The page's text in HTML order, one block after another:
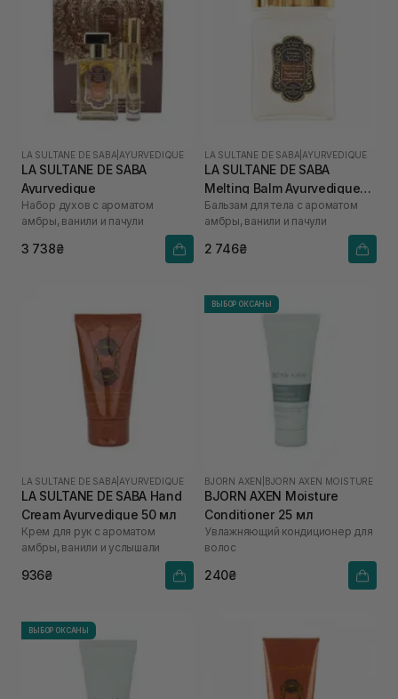
LA SULTANE DE SABA AYURVEDIQUE
LA SULTANE DE SABA
Ayurvedique
Набор духов с ароматом
амбры, ванили и пачули
3 738₴
LA SULTANE DE SABA AYURVEDIQUE
LA SULTANE DE SABA
Melting Balm Ayurvedique
300 мл
Бальзам для тела с ароматом
амбры, ванили и пачули
2 746₴
LA SULTANE DE SABA AYURVEDIQUE
LA SULTANE DE SABA Hand
Cream Ayurvedique 50 мл
Крем для рук с ароматом
амбры, ванили и услышали
936₴
ВЫБОР ОКСАНЫ
BJORN AXEN BJORN AXEN MOISTURE
BJORN AXEN Moisture
Conditioner 25 мл
Увлажняющий кондиционер для
волос
240₴
ВЫБОР ОКСАНЫ